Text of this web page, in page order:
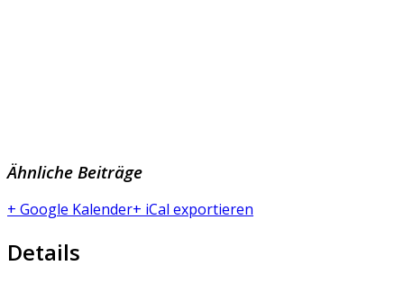
Ähnliche Beiträge
+ Google Kalender+ iCal exportieren
Details